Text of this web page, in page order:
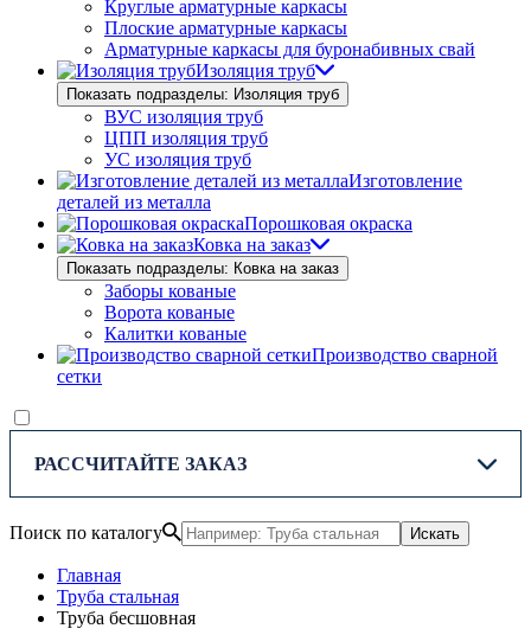
Круглые арматурные каркасы
Плоские арматурные каркасы
Арматурные каркасы для буронабивных свай
Изоляция труб
Показать подразделы: Изоляция труб
ВУС изоляция труб
ЦПП изоляция труб
УС изоляция труб
Изготовление
деталей из металла
Порошковая окраска
Ковка на заказ
Показать подразделы: Ковка на заказ
Заборы кованые
Ворота кованые
Калитки кованые
Производство сварной
сетки
РАССЧИТАЙТЕ ЗАКАЗ
Поиск по каталогу Искать
Главная
Труба стальная
Труба бесшовная